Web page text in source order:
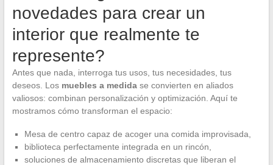
novedades para crear un
interior que realmente te
represente?
Antes que nada, interroga tus usos, tus necesidades, tus
deseos. Los muebles a medidase convierten en aliados
valiosos: combinan personalización y optimización. Aquí te
mostramos cómo transforman el espacio:
Mesa de centro capaz de acoger una comida improvisada,
biblioteca perfectamente integrada en un rincón,
soluciones de almacenamiento discretas que liberan el